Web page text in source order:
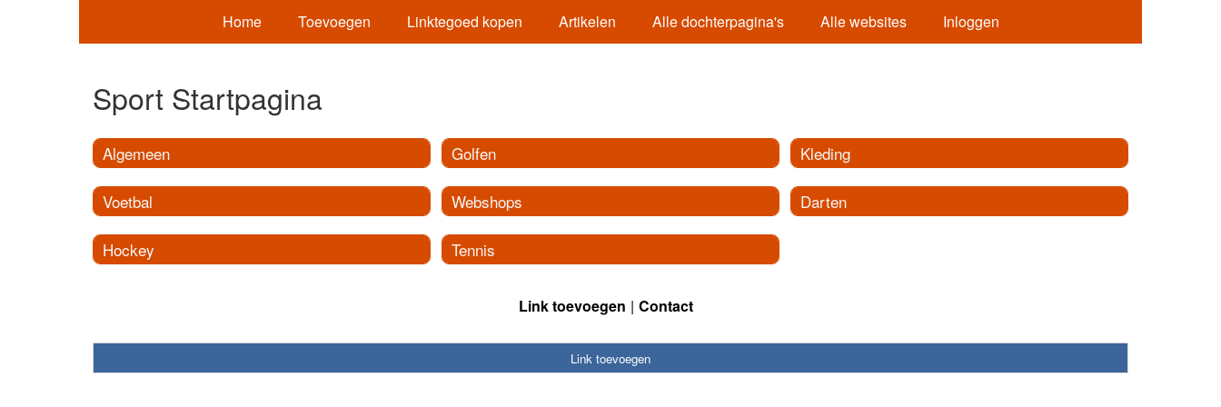
Home Toevoegen Linktegoed kopen Artikelen Alle dochterpagina's Alle websites Inloggen
Sport Startpagina
Algemeen
Voetbal
Hockey
Golfen
Webshops
Tennis
Kleding
Darten
Link toevoegen Contact
Link toevoegen